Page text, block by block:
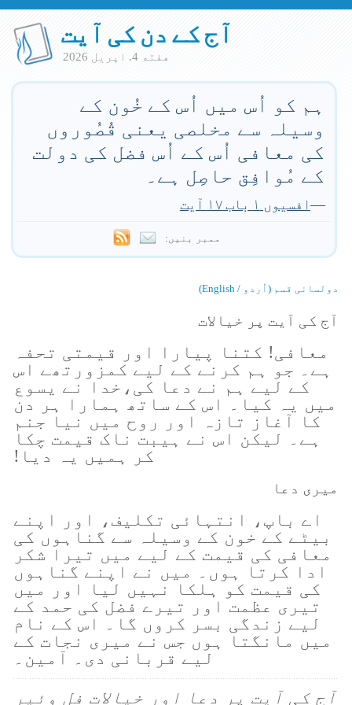
آج کے دن کی آیت
هفته 4. اپريل 2026
ہم کو اُس میں اُس کے خُون کے
وسیلہ سے مخلصی یعنی قُصُوروں
کی معافی اُس کے اُس فضل کی دولت
کے مُوافِق حاصِل ہے۔
—افسیوں ۱ باب ۱۷ آیت
ممبر بنیں:
دولسانی قسم (اُردو / English)
آج کی آیت پر خیالات
معافی! کتنا پیارا اور قیمتی تحفہ
ہے۔ جو ہم کرنے کے لیے کمزورتھے اس
کے لیے ہم نے دعا کی،خدا نے یسوع
میں یہ کیا۔ اس کے ساتھ ہمارا ہر دن
کا آغاز تازہ اور روح میں نیا جنم
ہے۔ لیکن اس نے ہیبت ناک قیمت چکا
کر ہمیں یہ دیا!
میری دعا
اے باپ، انتہائی تکلیف، اور اپنے
بیٹے کے خون کے وسیلہ سے گناہوں کی
معافی کی قیمت کے لیے میں تیرا شکر
ادا کرتا ہوں۔ میں نے اپنے گناہوں
کی قیمت کو ہلکا نہیں لیا اور میں
تیری عظمت اور تیرے فضل کی حمد کے
لیے زندگی بسر کروں گا۔ اس کے نام
میں مانگتا ہوں جس نے میری نجات کے
لیے قربانی دی۔ آمین۔
آج کی آیت پر دعا اور خیالات فل وئیر